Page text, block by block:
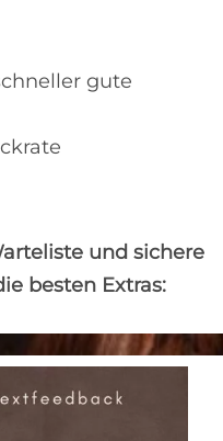
gute
und sichere
besten Extras: